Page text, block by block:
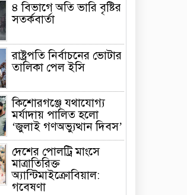
৪ বিভাগে অতি ভারি বৃষ্টির
সতর্কবার্তা
রাষ্ট্রপতি নির্বাচনের ভোটার
তালিকা পেল ইসি
কিশোরগঞ্জে যথাযোগ্য
মর্যাদায় পালিত হলো
‘জুলাই গণঅভ্যুত্থান দিবস’
দেশের পোলট্রি মাংসে
মাত্রাতিরিক্ত
অ্যান্টিমাইক্রোবিয়াল:
গবেষণা